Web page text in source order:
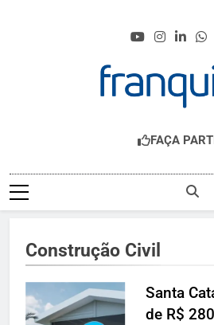
FAÇA
Construção Civil
Santa
de R$